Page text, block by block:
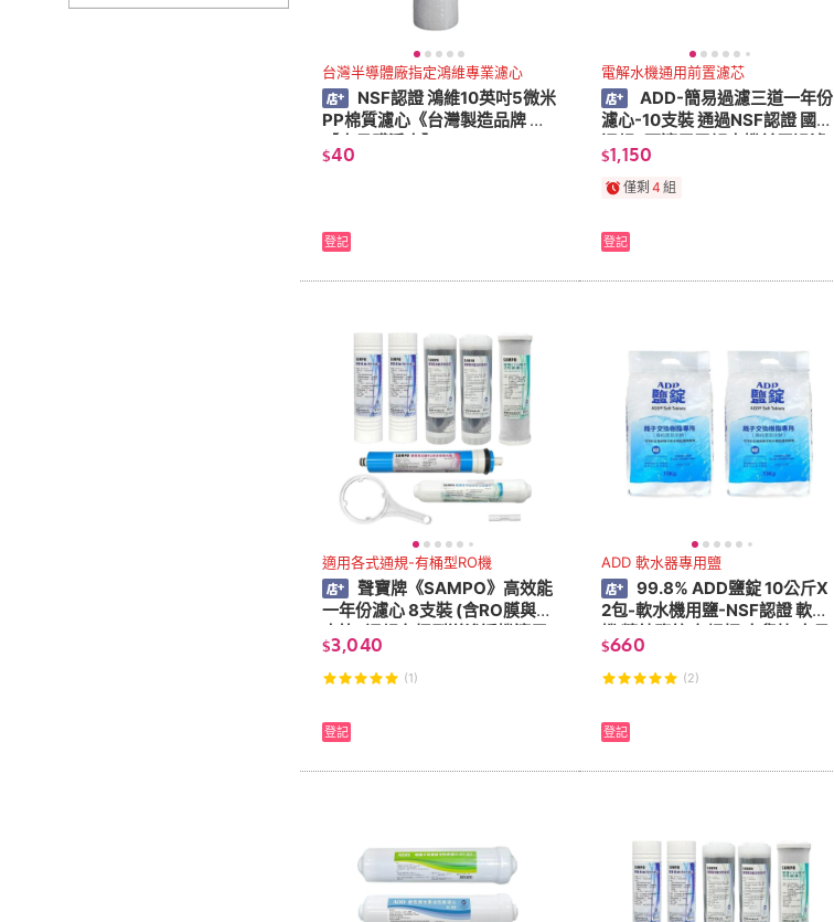
心
台灣半導體廠指定鴻維專業濾心
NSF認證 鴻維10英吋5微米
PP棉質濾心《台灣製造品牌 》
【水易購淨水】
$40
登記
電解水機通用前置濾芯
ADD-簡易過濾三道一年份
濾心-10支裝 通過NSF認證 國際
通規 (可適用電解水機前置過濾)
【水易購淨水】
$1,150
僅剩 4 組
登記
適用各式通規-有桶型RO機
聲寶牌《SAMPO》高效能
一年份濾心 8支裝 (含RO膜與廢
水比) 通規有桶型逆滲透機適用
水易購淨水
$3,040
(1)
登記
ADD 軟水器專用鹽
99.8% ADD鹽錠 10公斤X
2包-軟水機用鹽-NSF認證 軟水
機 精純鹽錠 有提把 出貨快 水易
購淨水
$660
(2)
登記